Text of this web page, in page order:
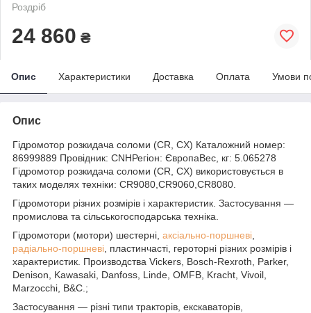
Роздріб
24 860 ₴
Опис Характеристики Доставка Оплата Умови
Опис
Гідромотор розкидача соломи (CR, CX) Каталожний номер:
86999889 Провідник: CNHРегіон: ЄвропаВес, кг: 5.065278
Гідромотор розкидача соломи (CR, CX) використовується в
таких моделях техніки: CR9080,CR9060,CR8080.
Гідромотори різних розмірів і характеристик. Застосування —
промислова та сільськогосподарська техніка.
Гідромотори (мотори) шестерні, аксіально-поршневі
радіально-поршневі , пластинчасті, героторні різних розмірів і
характеристик. Производства Vickers, Bosch-Rexroth, Parker,
Denison, Kawasaki, Danfoss, Linde, OMFB, Kracht, Vivoil,
Marzocchi, B&C.;
Застосування — різні типи тракторів, екскаваторів,